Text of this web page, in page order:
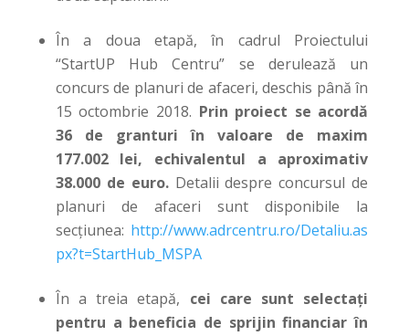
În a doua etapă, în cadrul Proiectului
“StartUP Hub Centru” se derulează un
concurs de planuri de afaceri, deschis până în
15 octombrie 2018. Prin proiect se acordă
36 de granturi în valoare de maxim
177.002 lei, echivalentul a aproximativ
38.000 de euro. Detalii despre concursul de
planuri de afaceri sunt disponibile la
secțiunea: http://www.adrcentru.ro/Detaliu.as
px?t=StartHub_MSPA
În a treia etapă, cei care sunt selectați
pentru a beneficia de sprijin financiar în